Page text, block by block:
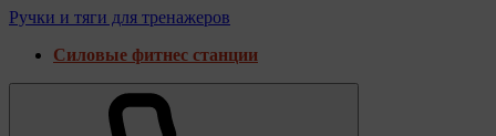
Ручки и тяги для тренажеров
Силовые фитнес станции